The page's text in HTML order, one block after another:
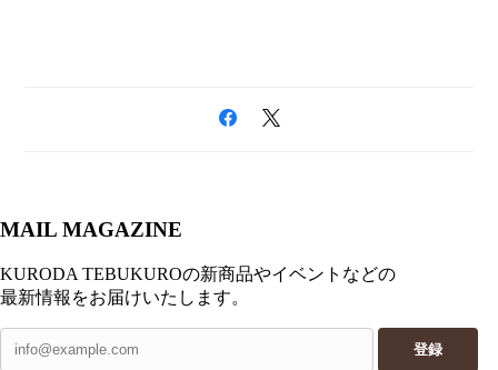
MAIL MAGAZINE
KURODA TEBUKUROの新商品やイベントなどの
最新情報をお届けいたします。
登録